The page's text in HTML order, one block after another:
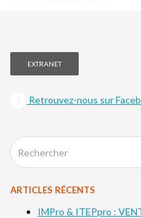
EXTRANET
Retrouvez-nous sur
ARTICLES RÉCENTS
IMPro & ITEPpro :